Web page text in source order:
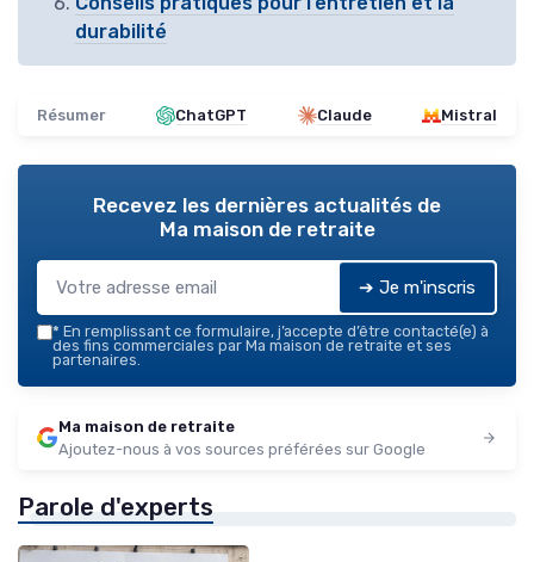
durabilité
Résumer ChatGPT Claude Mistral
Recevez les dernières actualités de
Ma maison de retraite
➔ Je m'inscris
* En remplissant ce formulaire, j’accepte d’être contacté(e) à
des fins commerciales par Ma maison de retraite et ses
partenaires.
Ma maison de retraite
Ajoutez-nous à vos sources préférées sur Google
Parole d'experts